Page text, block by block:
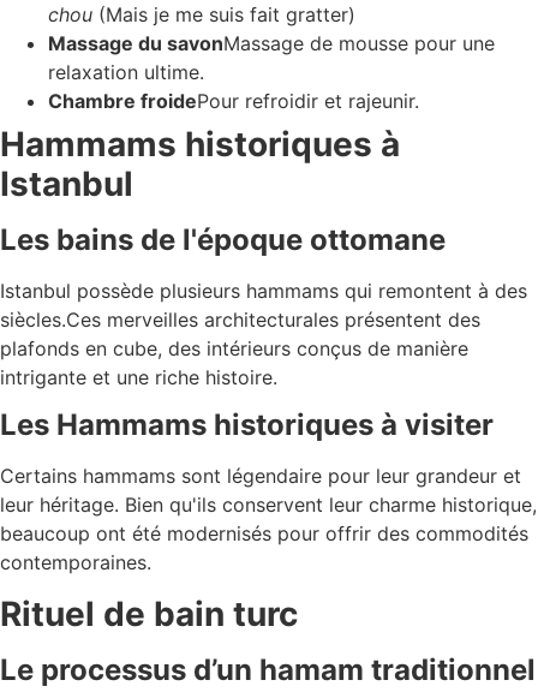
chou (Mais je me suis fait gratter)
Massage du savonMassage de mousse pour une
relaxation ultime.
Chambre froidePour refroidir et rajeunir.
Hammams historiques à
Istanbul
Les bains de l'époque ottomane
Istanbul possède plusieurs hammams qui remontent à des
siècles.Ces merveilles architecturales présentent des
plafonds en cube, des intérieurs conçus de manière
intrigante et une riche histoire.
Les Hammams historiques à visiter
Certains hammams sont légendaire pour leur grandeur et
leur héritage. Bien qu'ils conservent leur charme historique,
beaucoup ont été modernisés pour offrir des commodités
contemporaines.
Rituel de bain turc
Le processus d’un hamam traditionnel